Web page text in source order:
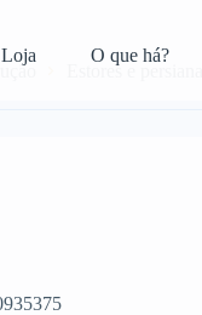
Loja O que há?
Estores e persianas